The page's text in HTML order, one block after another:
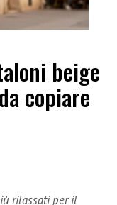
beige
copiare
rilassati per il